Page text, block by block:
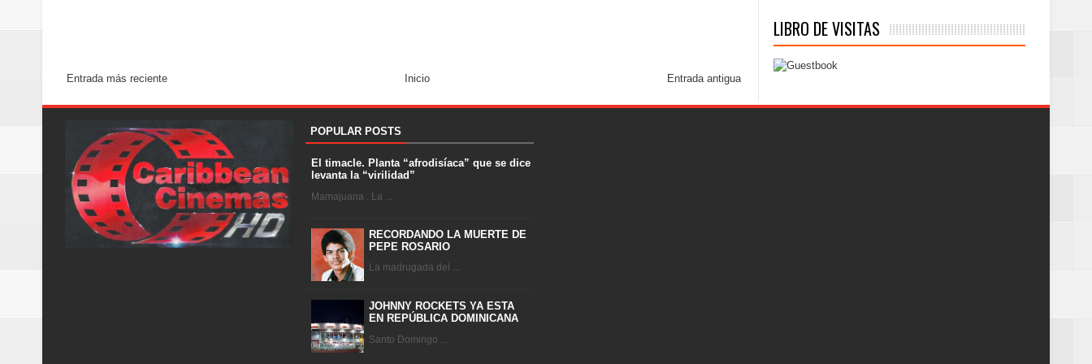
Entrada más reciente Entrada antigua
Inicio
LIBRO DE VISITAS
POPULAR POSTS
El timacle. Planta “afrodisíaca” que se dice
levanta la “virilidad”
Mamajuana . La ...
RECORDANDO LA MUERTE DE
PEPE ROSARIO
La madrugada del ...
JOHNNY ROCKETS YA ESTA
EN REPÚBLICA DOMINICANA
Santo Domingo ...